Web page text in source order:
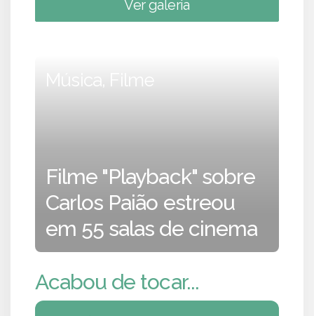
Ver galeria
Música, Filme
Filme "Playback" sobre
Carlos Paião estreou
em 55 salas de cinema
Acabou de tocar...